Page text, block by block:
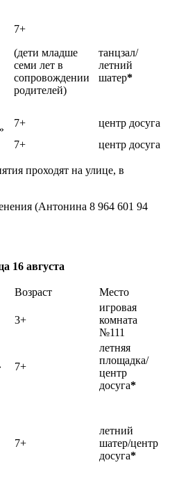
7+
(дети младше
семи лет в
сопровождении
родителей)
танцзал/
летний
шатер*
7+
центр досуга
7+ центр досуга
проходят на улице, в
(Антонина 8 964 601 94
16 августа
Возраст Место
3+
игровая
комната
№111
7+
летняя
площадка/
центр
досуга*
7+
летний
шатер/центр
досуга*